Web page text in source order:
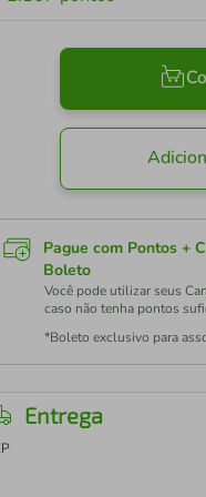
Pague com Pontos +
Boleto
Você pode utilizar seus
caso não tenha pontos
*Boleto exclusivo para
Entrega